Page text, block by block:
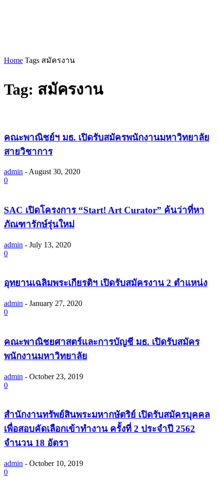
Home Tags สมัครงาน
Tag: สมัครงาน
คณะพาณิชย์ฯ มธ. เปิดรับสมัครพนักงานมหาวิทยาลัย
สายวิชาการ
admin - August 30, 2020
0
SAC เปิดโครงการ “Start! Art Curator” ค้นว่าที่หา
ภัณฑารักษ์รุ่นใหม่
admin - July 13, 2020
0
อุทยานเฉลิมพระเกียรติฯ เปิดรับสมัครงาน 2 ตำแหน่ง
admin - January 27, 2020
0
คณะพาณิชยศาสตร์และการบัญชี มธ. เปิดรับสมัคร
พนักงานมหาวิทยาลัย
admin - October 23, 2019
0
สำนักงานทรัพย์สินพระมหากษัตริย์ เปิดรับสมัครบุคคล
เพื่อสอบคัดเลือกเข้าทำงาน ครั้งที่ 2 ประจำปี 2562
จำนวน 18 อัตรา
admin - October 10, 2019
0